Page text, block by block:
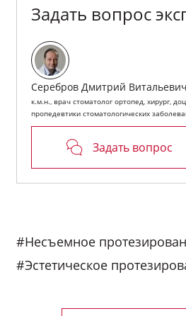
Задать вопрос
Серебров Дмитрий Витальевич
к.м.н., врач стоматолог ортопед, хирург,
пропедевтики стоматологических
Задать вопрос
#Несъемное
#Эстетическое